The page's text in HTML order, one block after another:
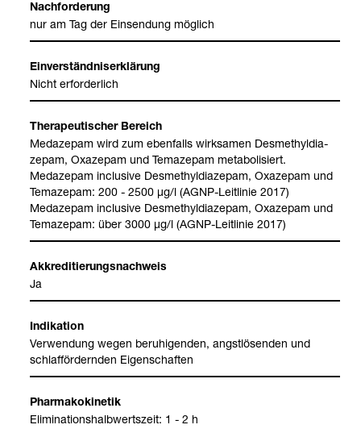
Nach­for­de­rung
nur am Tag der Ein­sen­dung mög­lich
Ein­ver­ständ­nis­er­klä­rung
Nicht erfor­der­lich
The­ra­peu­ti­scher Bereich
Meda­ze­pam wird zum eben­falls wirk­sa­men Des­me­thyl­dia­
ze­pam, Oxaze­pam und Tema­ze­pam meta­bo­li­siert.
Meda­ze­pam inclu­sive Des­me­thyl­dia­ze­pam, Oxaze­pam und
Tema­ze­pam: 200 - 2500 µg/l (AGNP-​Leit­li­nie 2017)
Meda­ze­pam inclu­sive Des­me­thyl­dia­ze­pam, Oxaze­pam und
Tema­ze­pam: über 3000 µg/l (AGNP-​Leit­li­nie 2017)
Akkre­di­tie­rungs­nach­weis
Ja
Indi­ka­tion
Ver­wen­dung wegen beru­hi­gen­den, angst­lö­sen­den und
schlaf­för­dern­den Eigen­schaf­ten
Phar­ma­ko­ki­ne­tik
Eli­mi­na­ti­ons­halb­werts­zeit: 1 - 2 h